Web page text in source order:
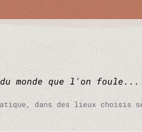
monde que l'on foule...
dans des lieux choisis